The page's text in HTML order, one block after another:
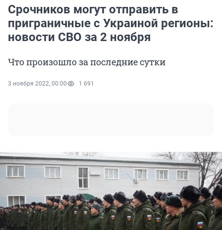
Срочников могут отправить в
приграничные с Украиной регионы:
новости СВО за 2 ноября
Что произошло за последние сутки
3 ноября 2022, 00:00 1 691